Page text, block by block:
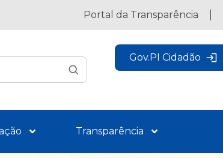
Portal da Transparência
Gov.PI Cidadão
Transparência